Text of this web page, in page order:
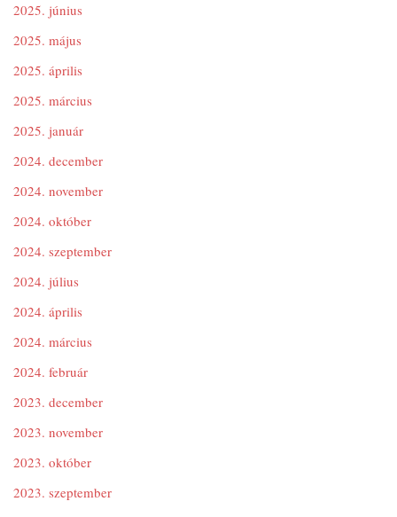
2025. június
2025. május
2025. április
2025. március
2025. január
2024. december
2024. november
2024. október
2024. szeptember
2024. július
2024. április
2024. március
2024. február
2023. december
2023. november
2023. október
2023. szeptember